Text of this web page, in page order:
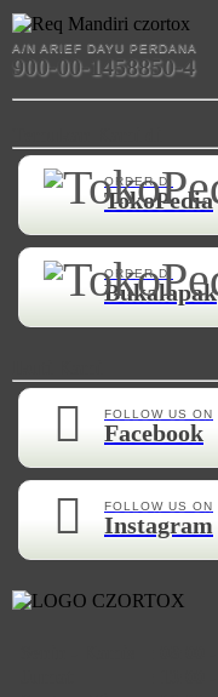
A/N ARIEF DAYU PERDANA
900-00-1458850-4
ORDER DI
TokoPedia
ORDER DI
Bukalapak
FOLLOW US ON
Facebook
FOLLOW US ON
Instagram